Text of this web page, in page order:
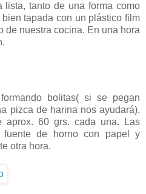
lista, tanto de una forma como
tapada con un plástico film
de nuestra cocina. En una hora
bolitas( si se pegan
pizca de harina nos ayudará).
60 grs. cada una. Las
fuente de horno con papel y
otra hora.